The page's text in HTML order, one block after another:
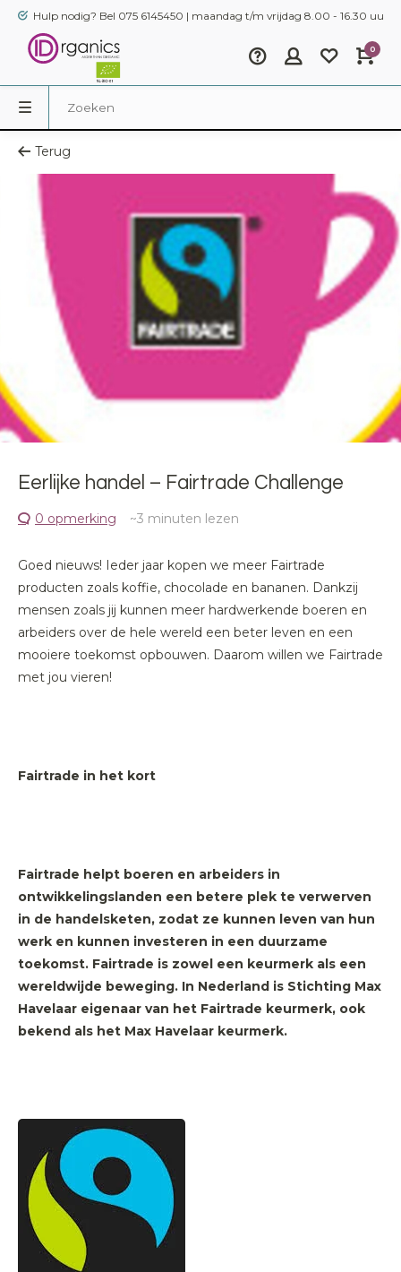
Hulp nodig? Bel 075 6145450 | maandag t/m vrijdag 8.00 - 16.30 uur
0
Terug
Eerlijke handel – Fairtrade Challenge
0 opmerking ~3 minuten lezen
Goed nieuws! Ieder jaar kopen we meer Fairtrade
producten zoals koffie, chocolade en bananen. Dankzij
mensen zoals jij kunnen meer hardwerkende boeren en
arbeiders over de hele wereld een beter leven en een
mooiere toekomst opbouwen. Daarom willen we Fairtrade
met jou vieren!
Fairtrade in het kort
Fairtrade helpt boeren en arbeiders in
ontwikkelingslanden een betere plek te verwerven
in de handelsketen, zodat ze kunnen leven van hun
werk en kunnen investeren in een duurzame
toekomst. Fairtrade is zowel een keurmerk als een
wereldwijde beweging. In Nederland is Stichting Max
Havelaar eigenaar van het Fairtrade keurmerk, ook
bekend als het Max Havelaar keurmerk.